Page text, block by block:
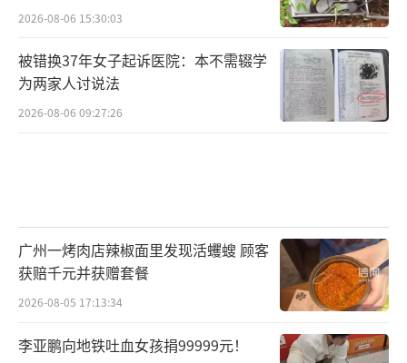
2026-08-06 15:30:03
被错换37年女子起诉医院：本不需辍学
为两家人讨说法
2026-08-06 09:27:26
广州一烤肉店辣椒面里发现活蠼螋 顾客
获赔千元并获赠套餐
2026-08-05 17:13:34
李亚鹏向地铁吐血女孩捐99999元！